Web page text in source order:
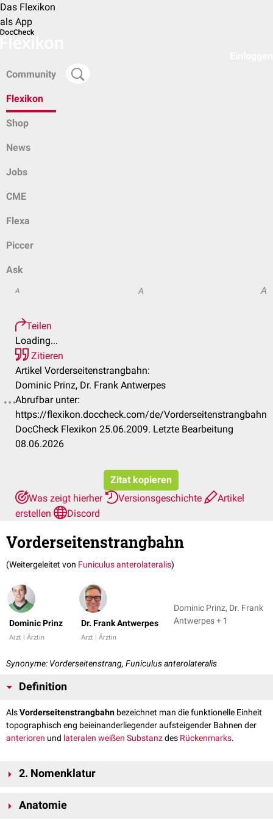
Das Flexikon
als App
Community
Flexikon
Shop
News
Jobs
CME
Flexa
Piccer
Ask
A A A
Teilen
Loading...
Zitieren
Artikel Vorderseitenstrangbahn:
Dominic Prinz, Dr. Frank Antwerpes
Abrufbar unter:
https://flexikon.doccheck.com/de/Vorderseitenstrangbahn
DocCheck Flexikon 25.06.2009. Letzte Bearbeitung
08.06.2026
Zitat kopieren
Was zeigt hierher
Versionsgeschichte
Artikel
erstellen
Discord
Vorderseitenstrangbahn
(Weitergeleitet von Funiculus anterolateralis)
Dominic Prinz
Arzt | Ärztin
Dr. Frank Antwerpes
Arzt | Ärztin
Dominic Prinz, Dr. Frank
Antwerpes + 1
Synonyme: Vorderseitenstrang, Funiculus anterolateralis
Definition
AlsVorderseitenstrangbahn bezeichnet man die funktionelle Einheit
topographisch eng beieinanderliegender aufsteigender Bahnen der
anterioren und lateralen weißen Substanzdes Rückenmarks.
2. Nomenklatur
der funktionellen Bezeichnung "
Anatomie